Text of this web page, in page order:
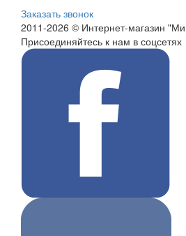
Заказать звонок
2011-2026 © Интернет-магазин
Присоединяйтесь к нам в соцсетях